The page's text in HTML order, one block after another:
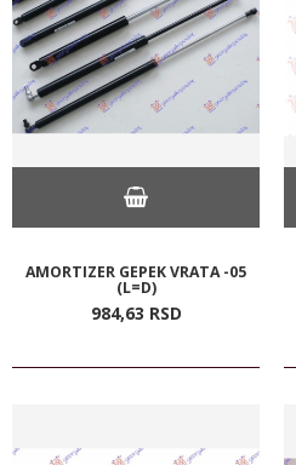
AMORTIZER GEPEK VRATA -05
(L=D)
984,63 RSD